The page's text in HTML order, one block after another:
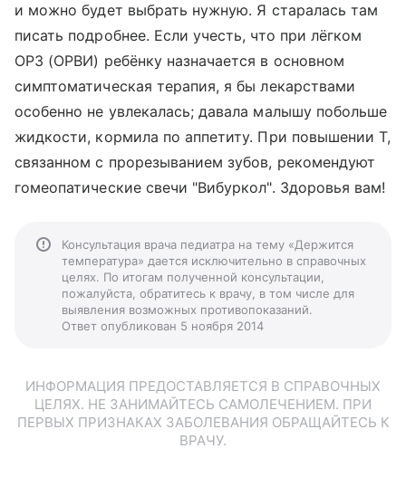
и можно будет выбрать нужную. Я старалась там
писать подробнее. Если учесть, что при лёгком
ОРЗ (ОРВИ) ребёнку назначается в основном
симптоматическая терапия, я бы лекарствами
особенно не увлекалась; давала малышу побольше
жидкости, кормила по аппетиту. При повышении Т,
связанном с прорезыванием зубов, рекомендуют
гомеопатические свечи "Вибуркол". Здоровья вам!
Консультация врача педиатра на тему «Держится
температура» дается исключительно в справочных
целях. По итогам полученной консультации,
пожалуйста, обратитесь к врачу, в том числе для
выявления возможных противопоказаний.
Ответ опубликован 5 ноября 2014
ИНФОРМАЦИЯ ПРЕДОСТАВЛЯЕТСЯ В СПРАВОЧНЫХ
ЦЕЛЯХ. НЕ ЗАНИМАЙТЕСЬ САМОЛЕЧЕНИЕМ. ПРИ
ПЕРВЫХ ПРИЗНАКАХ ЗАБОЛЕВАНИЯ ОБРАЩАЙТЕСЬ К
ВРАЧУ.